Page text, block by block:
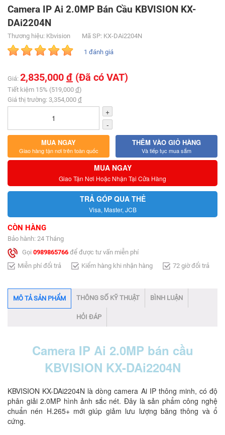
Camera IP Ai 2.0MP Bán Cầu KBVISION KX-
DAi2204N
Thương hiệu: Kbvision Mã SP: KX-DAi2204N
1 đánh giá
Giá: 2,835,000 đ (Đã có VAT)
Tiết kiệm 15% (519,000 đ)
Giá thị trường: 3,354,000 đ
+
-
MUA NGAY
Giao hàng tận nơi trên toàn quốc
THÊM VÀO GIỎ HÀNG
Và tiếp tục mua sắm
MUA NGAY
Giao Tận Nơi Hoặc Nhận Tại Cửa Hàng
TRẢ GÓP QUA THẺ
Visa, Master, JCB
CÒN HÀNG
Bảo hành: 24 Tháng
Gọi 0989865766 để được tư vấn miễn phí
Miễn phí đổi trả
Kiểm hàng khi nhận hàng 72 giờ đổi trả
MÔ TẢ SẢN PHẨM THÔNG SỐ KỸ THUẬT BÌNH LUẬN
HỎI ĐÁP
Camera IP Ai 2.0MP bán cầu
KBVISION KX-DAi2204N
KBVISION KX-DAi2204N là dòng camera Ai IP thông minh, có độ
phân giải 2.0MP hình ảnh sắc nét. Đây là sản phẩm công nghệ
chuẩn nén H.265+ mới giúp giảm lưu lượng băng thông và ổ
cứng.